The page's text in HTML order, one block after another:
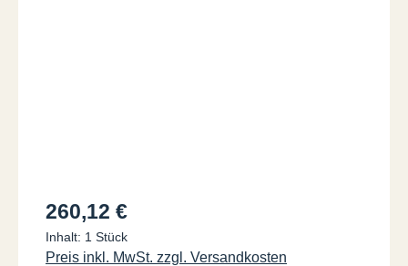
Regulärer Preis:
260,12 €
Inhalt: 1 Stück
Preis inkl. MwSt. zzgl. Versandkosten